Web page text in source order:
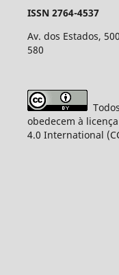
ISSN 2764-4537
Av. dos Estados,
580
obedecem à
4.0 International